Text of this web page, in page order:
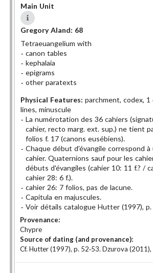
Main Unit
Gregory Aland: 68
Tetraeuangelium with
canon tables
kephalaia
epigrams
other paratexts
Physical Features: parchment, codex, 1
lines, minuscule
La numérotation des 36 cahiers
cahier, recto marg. ext. sup.) ne tient
folios f. 17 (canons eusébiens).
Chaque début d'évangile correspond
cahier. Quaternions sauf pour les
débuts d'évangiles (cahier 10: 11 f.? /
cahier 28: 6 f.).
cahier 26: 7 folios, pas de lacune.
Capitula en majuscules.
Voir détails catalogue Hutter (1997), p.
Provenance:
Chypre
Source of dating (and provenance):
Cf. Hutter (1997), p. 52-53. Dzurova